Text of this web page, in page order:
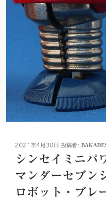
投
稿
日:
2021年4月30日 投稿者:
シンセイミニパ
マンダーセブン
ロボット・ブレ